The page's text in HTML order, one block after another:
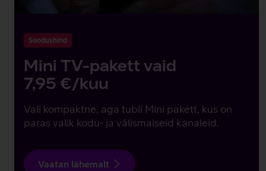
Soodushind
Mini TV-pakett vaid
7,95 €/kuu
Vali kompaktne, aga tubli Mini pakett, kus on
paras valik kodu- ja välismaiseid kanaleid.
Vaatan lähemalt